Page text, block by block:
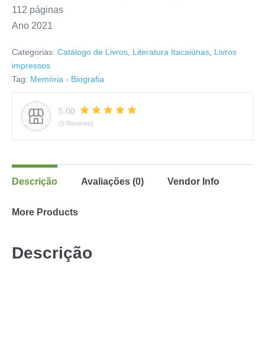
112 páginas
Ano 2021
Categorias: Catálogo de Livros, Literatura Itacaiúnas, Livros
impressos
Tag: Memória - Biografia
5.00
(5 Reviews)
Descrição Avaliações (0) Vendor Info
More Products
Descrição